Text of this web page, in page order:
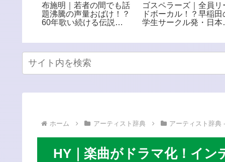
布施明｜若者の間でも話
題沸騰の声量おばけ！？
60年歌い続ける伝説の
ゴスペラーズ｜全員リ
ドボーカル！？早稲田
学生サークル発・日本
ホーム アーティスト辞典 アーティスト辞典
HY｜楽曲がドラマ化！イ